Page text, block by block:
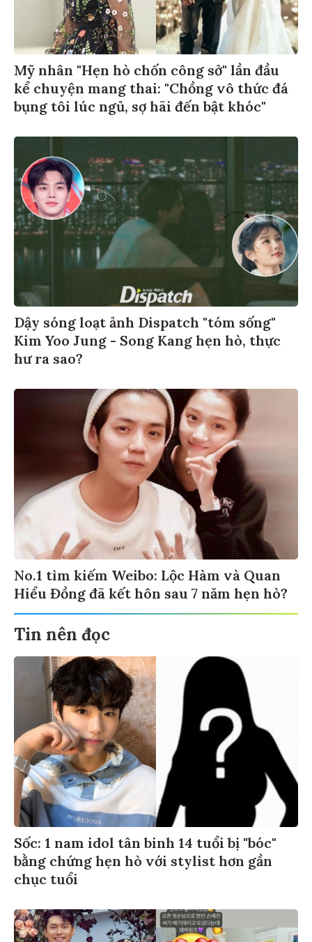
Mỹ nhân "Hẹn hò chốn công sở" lần đầu
kể chuyện mang thai: "Chồng vô thức đá
bụng tôi lúc ngủ, sợ hãi đến bật khóc"
Dậy sóng loạt ảnh Dispatch "tóm sống"
Kim Yoo Jung - Song Kang hẹn hò, thực
hư ra sao?
No.1 tìm kiếm Weibo: Lộc Hàm và Quan
Hiểu Đồng đã kết hôn sau 7 năm hẹn hò?
Tin nên đọc
Sốc: 1 nam idol tân binh 14 tuổi bị "bóc"
bằng chứng hẹn hò với stylist hơn gần
chục tuổi